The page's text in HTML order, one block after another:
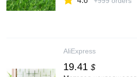
AliExpress
19.41 $